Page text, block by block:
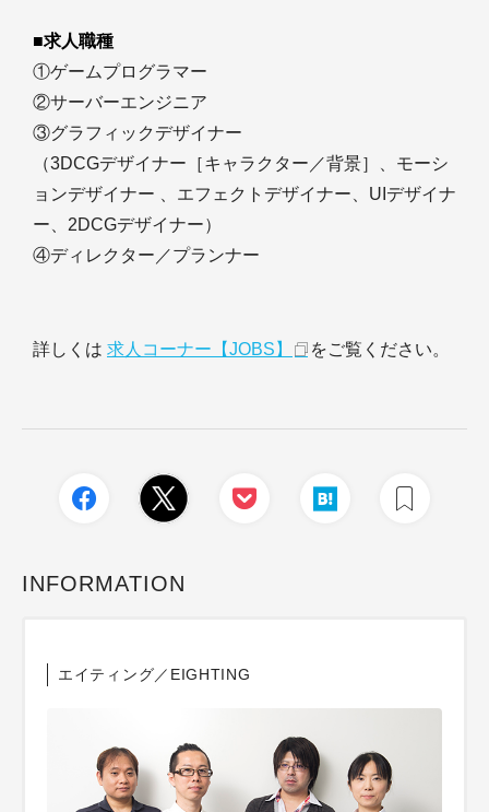
■求人職種
①ゲームプログラマー
②サーバーエンジニア
③グラフィックデザイナー
（3DCGデザイナー［キャラクター／背景］、モーシ
ョンデザイナー 、エフェクトデザイナー、UIデザイナ
ー、2DCGデザイナー）
④ディレクター／プランナー
詳しくは 求人コーナー【JOBS】 をご覧ください。
INFORMATION
エイティング／EIGHTING